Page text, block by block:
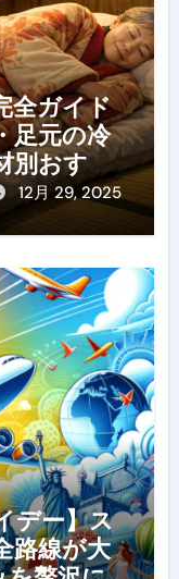
全ガイド
足元の冷
別おすす
まで
12月 29, 2025
デー】ス
路線が大